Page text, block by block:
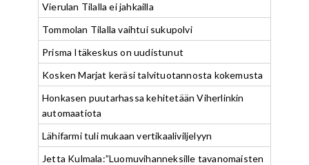
Vierulan Tilalla ei jahkailla
Tommolan Tilalla vaihtui sukupolvi
Prisma Itäkeskus on uudistunut
Kosken Marjat keräsi talvituotannosta kokemusta
Honkasen puutarhassa kehitetään Viherlinkin
automaatiota
Lähifarmi tuli mukaan vertikaaliviljelyyn
Jetta Kulmala:”Luomuvihanneksille tavanomaisten